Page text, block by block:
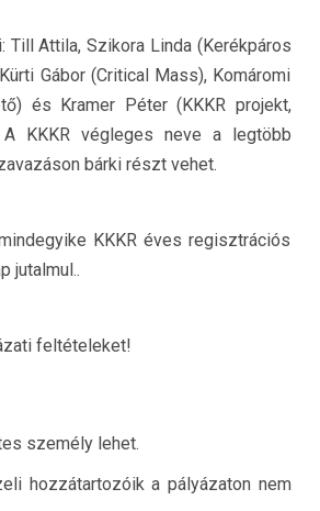
Attila, Szikora Linda (Kerékpáros
Gábor (Critical Mass), Komáromi
és Kramer Péter (KKKR projekt,
KKKR végleges neve a legtöbb
bárki részt vehet.
KKKR éves regisztrációs
jutalmul..
feltételeket!
személy lehet.
hozzátartozóik a pályázaton nem